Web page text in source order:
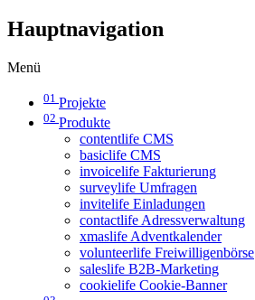
Hauptnavigation
Menü
01 Projekte
02 Produkte
contentlife CMS
basiclife CMS
invoicelife Fakturierung
surveylife Umfragen
invitelife Einladungen
contactlife Adressverwaltung
xmaslife Adventkalender
volunteerlife Freiwilligenbörse
saleslife B2B-Marketing
cookielife Cookie-Banner